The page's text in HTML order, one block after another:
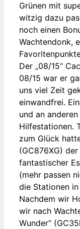
Grünen mit
witzig dazu
noch einen
Wachtendonk,
Der „08/15“
08/15 war er
uns viel Zeit
einwandfrei.
und an
Hilfestationen.
zum Glück
(GC876XG)
fantastischer
(mehr passen
die Stationen
Nachdem wir
wir nach
Wunder“